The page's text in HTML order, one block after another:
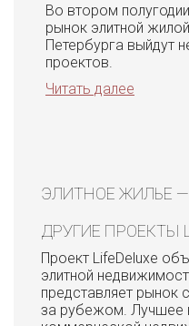
Во втором
рынок элитной
Петербурга выйдут
проектов.
Читать далее
ЭЛИТНОЕ ЖИЛЬЕ
ДРУГИЕ ПРОЕКТЫ
Проект LifeDeluxe
элитной
представляет рынок
за рубежом. Лучшее